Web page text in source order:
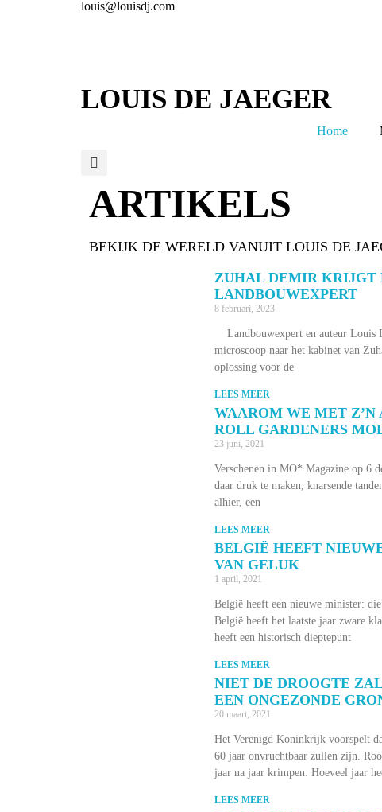
louis@louisdj.com
LOUIS DE JAEGER
Home
ARTIKELS
BEKIJK DE WERELD VANUIT LOUIS DE
ZUHAL DEMIR KRIJGT
LANDBOUWEXPERT
8 februari, 2023
Landbouwexpert en auteur Louis
microscoop naar het kabinet van
oplossing voor de
LEES MEER
WAAROM WE MET Z’N
ROLL GARDENERS
23 juni, 2021
Verschenen in MO* Magazine op 6
daar druk te maken, knarsende
alhier, een
LEES MEER
BELGIË HEEFT
VAN GELUK
1 april, 2021
België heeft een nieuwe minister:
België heeft het laatste jaar zware
heeft een historisch dieptepunt
LEES MEER
NIET DE DROOGTE
EEN ONGEZONDE
20 maart, 2021
Het Verenigd Koninkrijk voorspelt
60 jaar onvruchtbaar zullen zijn.
jaar na jaar krimpen. Hoeveel jaar
LEES MEER